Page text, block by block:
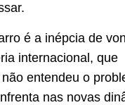
é a inépcia de
internacional, que
entendeu o
nas novas